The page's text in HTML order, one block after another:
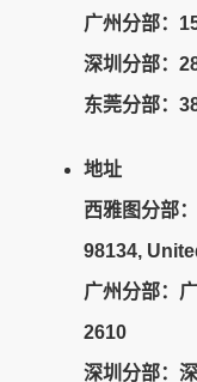
广州分部：
深圳分部：
东莞分部：
地址
西雅图分部
98134,
广州分部：
2610
深圳分部：